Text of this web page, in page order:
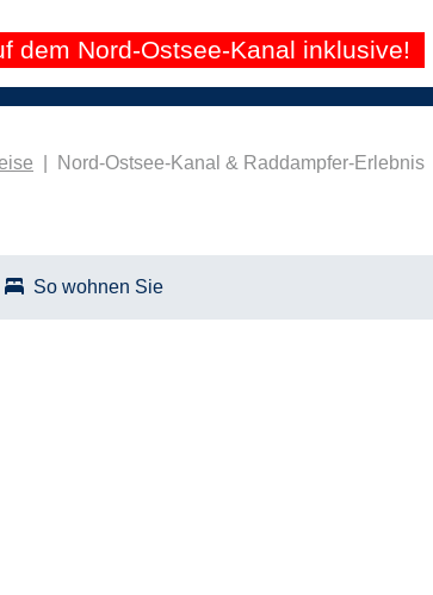
dem Nord-Ostsee-Kanal inklusive!
Nord-Ostsee-Kanal & Raddampfer-Erlebnis
So wohnen Sie